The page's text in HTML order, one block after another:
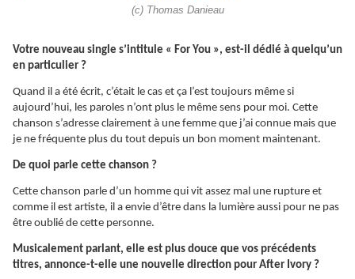
(c) Thomas Danieau
Votre nouveau single s’intitule « For You », est-il dédié à quelqu’un
en particulier ?
Quand il a été écrit, c’était le cas et ça l’est toujours même si
aujourd’hui, les paroles n’ont plus le même sens pour moi. Cette
chanson s’adresse clairement à une femme que j’ai connue mais que
je ne fréquente plus du tout depuis un bon moment maintenant.
De quoi parle cette chanson ?
Cette chanson parle d’un homme qui vit assez mal une rupture et
comme il est artiste, il a envie d’être dans la lumière aussi pour ne pas
être oublié de cette personne.
Musicalement parlant, elle est plus douce que vos précédents
titres, annonce-t-elle une nouvelle direction pour After Ivory ?